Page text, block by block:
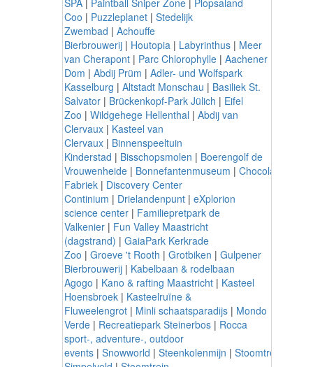
Coo | Puzzleplanet | Stedelijk
Zwembad | Achouffe
Bierbrouwerij | Houtopia | Labyrinthus | Meer
van Cherapont | Parc Chlorophylle | Aachener
Dom | Abdij Prüm | Adler- und Wolfspark
Kasselburg | Altstadt Monschau | Basiliek St.
Salvator | Brückenkopf-Park Jülich | Eifel
Zoo | Wildgehege Hellenthal | Abdij van
Clervaux | Kasteel van
Clervaux | Binnenspeeltuin
Kinderstad | Bisschopsmolen | Boerengolf de
Vrouwenheide | Bonnefantenmuseum | Chocolade
Fabriek | Discovery Center
Continium | Drielandenpunt | eXplorion
science center | Familiepretpark de
Valkenier | Fun Valley Maastricht
(dagstrand) | GaiaPark Kerkrade
Zoo | Groeve 't Rooth | Grotbiken | Gulpener
Bierbrouwerij | Kabelbaan & rodelbaan
Agogo | Kano & rafting Maastricht | Kasteel
Hoensbroek | Kasteelruïne &
Fluweelengrot | Minli schaatsparadijs | Mondo
Verde | Recreatiepark Steinerbos | Rocca
sport-, adventure-, outdoor
events | Snowworld | Steenkolenmijn | Stoomtrein